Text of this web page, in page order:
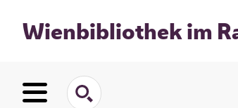
Wienbibliothek im